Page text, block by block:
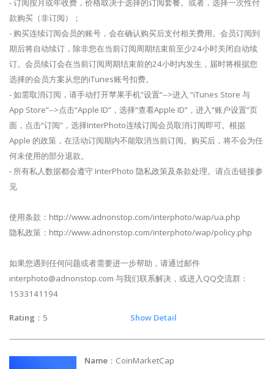
- 订阅按月或年收费，价格取决于选择的订阅套餐。或者，选择一次性付
款购买（非订阅）；
- 购买连续订阅会员的账号，会在确认购买后支付相关费用。会员订阅到
期后将自动续订，除非您在当前订阅周期结束前至少24小时关闭自动续
订。会员续订会在当前订阅周期结束前的24小时内发生，届时将根据您
选择的会员方案从您的iTunes账号扣费。
- 如需取消订阅，请手动打开苹果手机”设置“-->进入 “iTunes Store 与
App Store”-->点击“Apple ID”，选择“查看Apple ID”，进入“账户设置”页
面，点击“订阅”，选择InterPhoto连续订阅会员取消订阅即可。根据
Apple 的政策，在活动订阅期内不能取消当前订阅。购买后，将不会为任
何未使用的部分退款。
- 所有私人数据都会遵守 InterPhoto 隐私政策及条款处理。请点击链接参
见
使用条款：http://www.adnonstop.com/interphoto/wap/ua.php
隐私政策：http://www.adnonstop.com/interphoto/wap/policy.php
如果您遇到任何问题或者需要进一步帮助，请通过邮件
interphoto@adnonstop.com 与我们联系解决，或进入QQ交流群：
1533141194
Rating ：5 Show Detail
Name ：CoinMarketCap